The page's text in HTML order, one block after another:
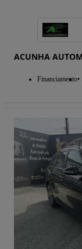
ACUNHA
Financiamento